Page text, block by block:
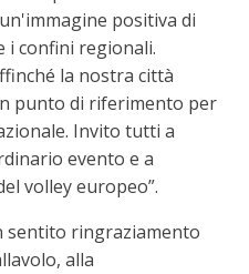
positiva di
i confini regionali.
la nostra città
punto di riferimento per
Invito tutti a
evento e a
volley europeo”.
sentito ringraziamento
alla